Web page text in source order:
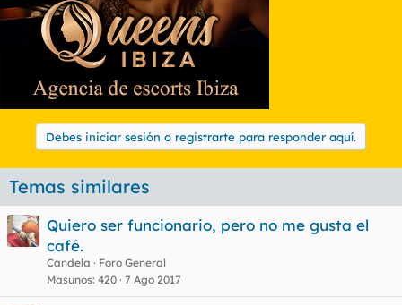
Debes iniciar sesión o registrarte para responder aquí.
Temas similares
Quiero ser funcionario, pero no me gusta el
café.
Candela
Foro General
Masunos 420 7 Ago 2017